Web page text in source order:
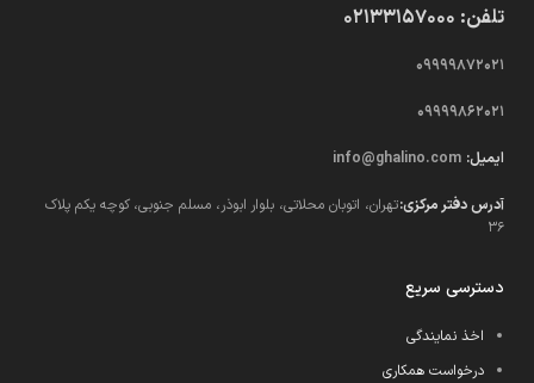
تلفن: 02133157000
09999872021
09999862021
ایمیل: info@ghalino.com
آدرس دفتر مرکزی:تهران، اتوبان محلاتی، بلوار ابوذر، مسلم جنوبی، کوچه یکم پلاک
36
دسترسی سریع
اخذ نمایندگی
درخواست همکاری